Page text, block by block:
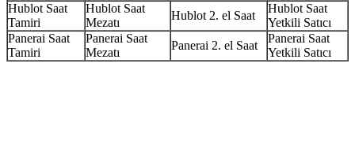
Hublot Saat
Tamiri
Hublot Saat
Mezatı
Hublot 2. el Saat
Hublot Saat
Yetkili Satıcı
Panerai Saat
Tamiri
Panerai Saat
Mezatı
Panerai 2. el Saat
Panerai Saat
Yetkili Satıcı